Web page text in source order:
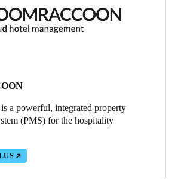
a powerful, integrated property
(PMS) for the hospitality